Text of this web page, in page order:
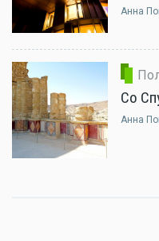
Анна
Со
Анна